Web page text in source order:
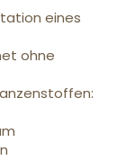
eines
ohne